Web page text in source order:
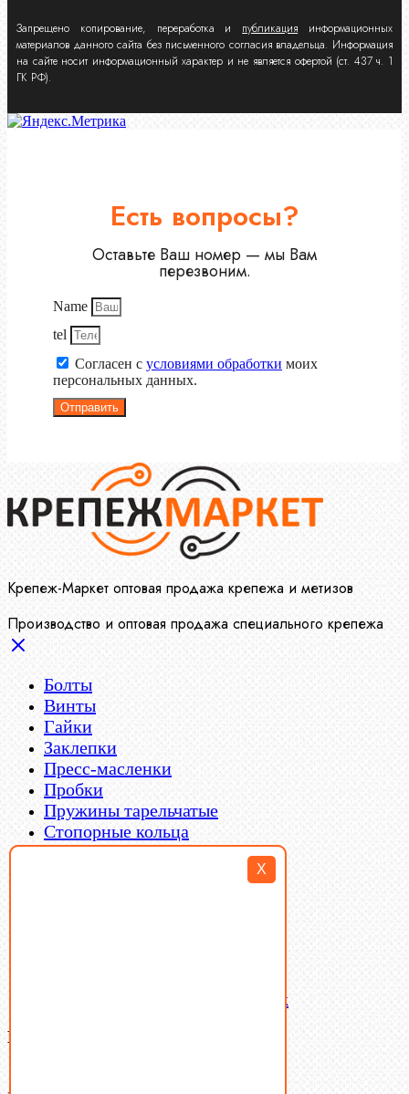
X
Запрещено копирование, переработка и публикация информационных
материалов данного сайта без письменного согласия владельца. Информация
на сайте носит информационный характер и не является офертой (ст. 437 ч. 1
ГК РФ).
Есть вопросы?
Оставьте Ваш номер — мы Вам
перезвоним.
Name
tel
Согласен с условиями обработки моих
персональных данных.
Отправить
Крепеж-Маркет оптовая продажа крепежа и метизов
Производство и оптовая продажа специального крепежа
Болты
Винты
Гайки
Заклепки
Пресс-масленки
Пробки
Пружины тарельчатые
Стопорные кольца
Такелаж
Латунный и бронзовый крепеж
Ваша корзина